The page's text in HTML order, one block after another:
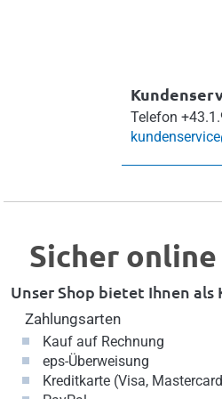
Telefon
Sicher
Unser Shop bietet Ihnen als
Zahlungsarten
Kauf auf Rechnung
eps-Überweisung
Kreditkarte (Visa,